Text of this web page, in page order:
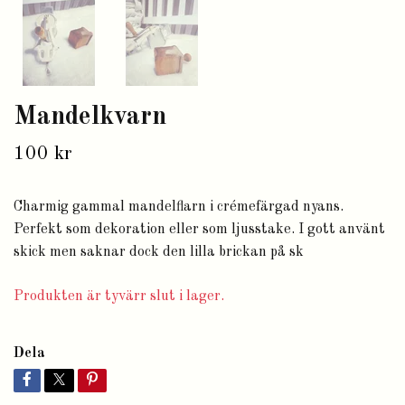
Mandelkvarn
100 kr
Charmig gammal mandelflarn i crémefärgad nyans.
Perfekt som dekoration eller som ljusstake. I gott använt
skick men saknar dock den lilla brickan på sk
Produkten är tyvärr slut i lager.
Dela